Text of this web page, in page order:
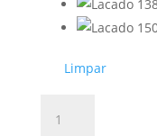
Limpar